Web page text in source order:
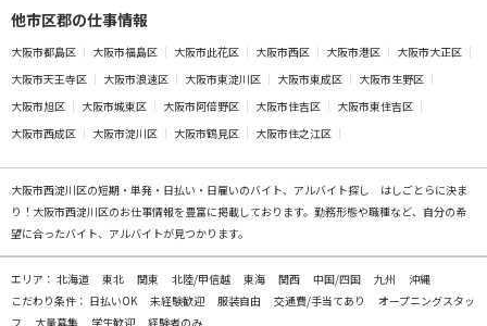
他市区郡の仕事情報
大阪市都島区 大阪市福島区 大阪市此花区 大阪市西区 大阪市港区
大阪市大正区
大阪市天王寺区
大阪市浪速区 大阪市東淀川区 大阪市東成区
大阪市生野区
大阪市旭区
大阪市城東区 大阪市阿倍野区 大阪市住吉区
大阪市東住吉区
大阪市西成区
大阪市淀川区 大阪市鶴見区 大阪市住之江区
大阪市西淀川区の短期・単発・日払い・日雇いのバイト、アルバイト探し
はしごとらに決ま
り！大阪市西淀川区のお仕事情報を豊富に掲載しております。勤務形態や職種など、自分の希
望に合ったバイト、アルバイトが見つかります。
エリア： 北海道 東北 関東 北陸/甲信越 東海 関西 中国/四国 九州
沖縄
こだわり条件： 日払いOK 未経験歓迎 服装自由 交通費/手当てあり
オープニングスタッ
フ
大量募集 学生歓迎 経験者のみ